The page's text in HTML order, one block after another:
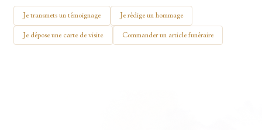
Je transmets un témoignage Je rédige un hommage
Je dépose une carte de visite Commander un article funéraire